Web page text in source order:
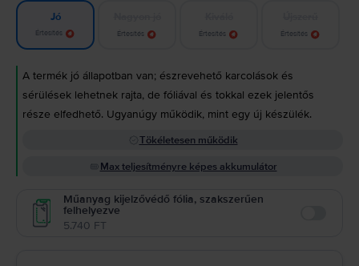
Jó
Értesítés Értesítés Értesítés Értesítés
A termék jó állapotban van; észrevehető karcolások és
sérülések lehetnek rajta, de fóliával és tokkal ezek jelentős
része elfedhető. Ugyanúgy működik, mint egy új készülék.
Tökéletesen működik
Max teljesítményre képes akkumulátor
Műanyag kijelzővédő fólia, szakszerűen
felhelyezve
5.740 FT